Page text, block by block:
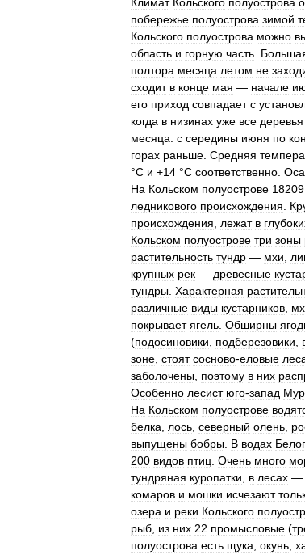
побережье полуострова зимой
Кольского полуострова можно
область и горную часть
полтора месяца летом не
сходит в конце мая — начале
его приход совпадает с
когда в низинах уже все деревья
месяца: с середины июня по
горах раньше Средняя
°С и +14 °С соответственно
На Кольском полуострове 18209
ледникового происхождения
происхождения
лежат в
Кольском полуострове три зоны
растительность тундр — мхи
крупных рек — древесные
тундры Характерная
различные виды кустарников
покрывает ягель Обширны
(подосиновики подберезовики
зоне стоят сосново-еловые
заболочены поэтому в них
Особенно лесист юго-запад
На Кольском полуострове
белка
лось северный олень
выпущены бобры В водах
200 видов птиц Очень много
тундряная куропатки в лесах —
комаров и мошки исчезают
озера и реки Кольского
рыб из них 22 промысловые (
полуострова есть щука окунь